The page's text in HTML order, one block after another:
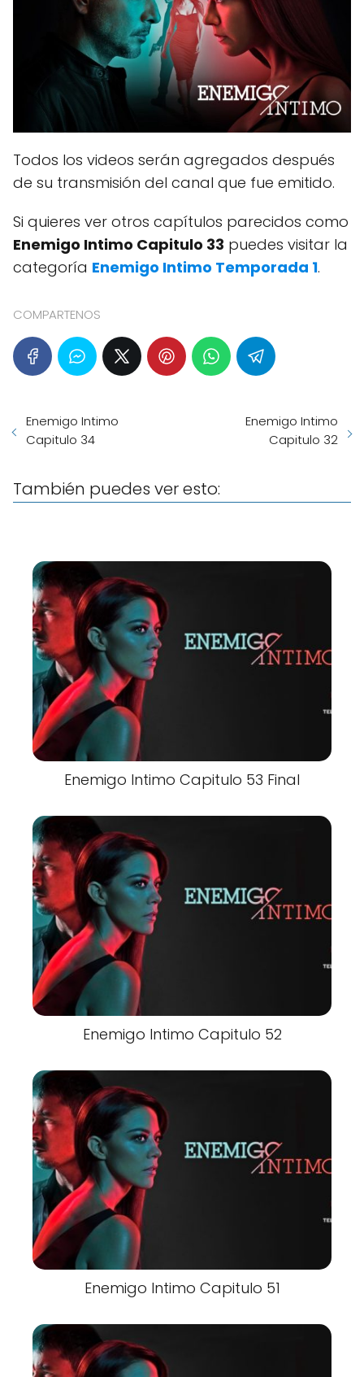
Todos los videos serán agregados después
de su transmisión del canal que fue emitido.
Si quieres ver otros capítulos parecidos como
Enemigo Intimo Capitulo 33 puedes visitar la
categoría Enemigo Intimo Temporada 1.
COMPARTENOS
Enemigo Intimo
Capitulo 34
Enemigo Intimo
Capitulo 32
También puedes ver esto:
Enemigo Intimo Capitulo 53 Final
Enemigo Intimo Capitulo 52
Enemigo Intimo Capitulo 51